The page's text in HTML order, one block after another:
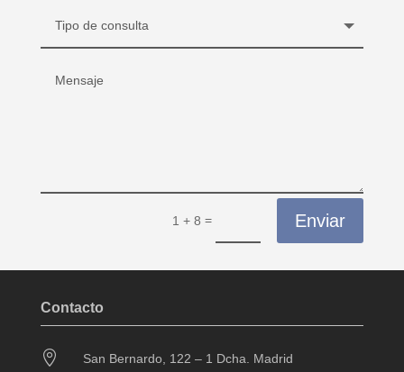
1 + 8 = Enviar
Contacto
 San Bernardo, 122 – 1 Dcha. Madrid